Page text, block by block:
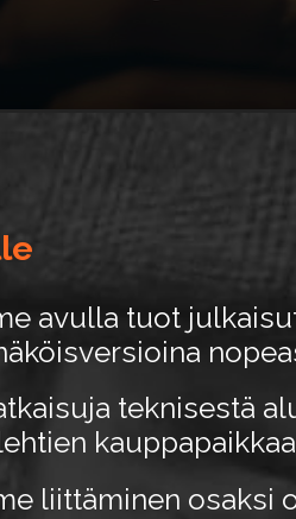
avulla tuot
teknisestä
liittäminen osaksi